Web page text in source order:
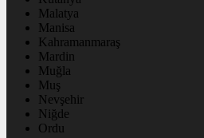
Malatya
Manisa
Kahramanmaraş
Mardin
Muğla
Muş
Nevşehir
Niğde
Ordu